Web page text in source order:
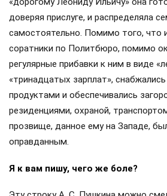
40 тысяч рублей. Сумма для тех
хорошей академической дачи, но
сегодняшнего конечно… В общем,
АН), дело «Океан», да ещё
дочери Галины.
Вступив в должность генсека,
в 800 рублей, что для 1964 г. было
деньгами (моя мама, учительница
60 рублей — М.С.). К 1980 году его
оправданно: глава целого
свой труд получать достойные